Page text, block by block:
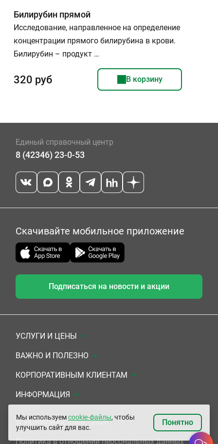
Билирубин прямой
Исследование, направленное на определение
концентрации прямого билирубина в крови.
Билирубин – продукт …
320 руб В корзину
Единый справочный центр
8 (42346) 23-0-53
Скачивайте мобильное приложение
Подписаться на новости и акции
УСЛУГИ И ЦЕНЫ
Анализы
Комплексы
УЗИ
ЭКГ/Холтер/СМАД
Приемы врачей
ВАЖНО И ПОЛЕЗНО
Документы для заключения договора
Система скидок
Подарочные сертификаты
Сертификаты на комплексные программы
КОРПОРАТИВНЫМ КЛИЕНТАМ
Медицинским организациям
Прочим организациям
ИНФОРМАЦИЯ
О Компании
Контакты
© «ЮНИЛАБ», 2003 - 2026
Политика в отношении персональных данных
Мы используемcookie-файлы, чтобы
улучшить сайт для вас.
Понятно